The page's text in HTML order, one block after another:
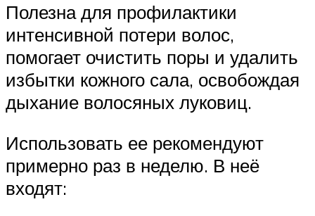
Полезна для профилактики
интенсивной потери волос,
помогает очистить поры и удалить
избытки кожного сала, освобождая
дыхание волосяных луковиц.
Использовать ее рекомендуют
примерно раз в неделю. В неё
входят: